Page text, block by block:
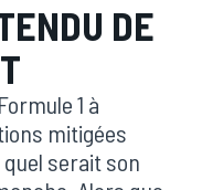
DE
1 à
mitigées
serait son